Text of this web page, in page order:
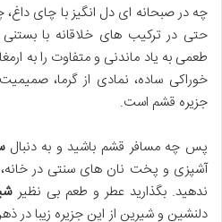
چه در صبحانه ای دل انگیز با چای داغ،
حتی در ترکیب های خلاقانه با
طعمی به یاد ماندنی و متفاوت را به
خوراکی ساده، نمادی از گرما،
جزیره قشم است.
پس چه مسافر قشم باشید و به دنبال
آشپزی و پخت نان های سنتی در خانه،
ندهید. بگذارید عطر و طعم بی نظیر
دلنشین و شیرین از این جزیره زیبا در